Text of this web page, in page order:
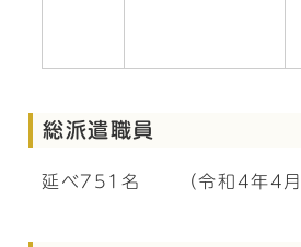
総派遣職員
延べ751名 （令和4年4月